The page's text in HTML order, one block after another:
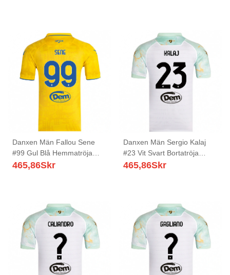
Danxen Män Fallou Sene
#99 Gul Blå Hemmatröja
Matchtröjor 2025/26 Tröjor
465,86Skr
Danxen Män Sergio Kalaj
#23 Vit Svart Bortatröja
Matchtröjor 2025/26 Tröjor
465,86Skr